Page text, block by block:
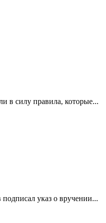
в силу правила, которые...
указ о вручении...